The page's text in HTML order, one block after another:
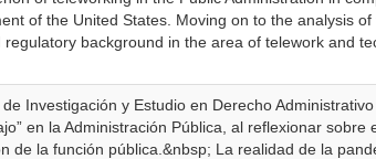
of the United States. Moving on to the analysis
regulatory background in the area of telework and
de Investigación y Estudio en Derecho
en la Administración Pública, al reflexionar
de la función pública.&nbsp; La realidad de la